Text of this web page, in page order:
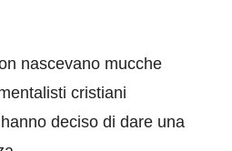
nascevano mucche
cristiani
deciso di dare una